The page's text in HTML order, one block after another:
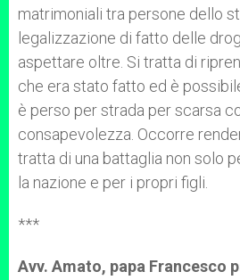
matrimoniali tra persone dello
legalizzazione di fatto delle
aspettare oltre. Si tratta di
che era stato fatto ed è
è perso per strada per scarsa
consapevolezza. Occorre
tratta di una battaglia non solo
la nazione e per i propri figli.
***
Avv. Amato, papa Francesco